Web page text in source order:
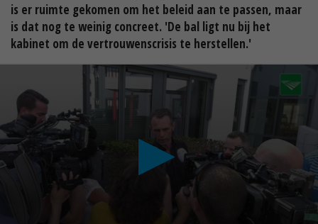
is er ruimte gekomen om het beleid aan te passen, maar
is dat nog te weinig concreet. 'De bal ligt nu bij het
kabinet om de vertrouwenscrisis te herstellen.'